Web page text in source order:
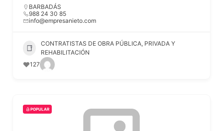
BARBADÁS
988 24 30 85
info@empresanieto.com
CONTRATISTAS DE OBRA PÚBLICA, PRIVADA Y
REHABILITACIÓN
127
POPULAR